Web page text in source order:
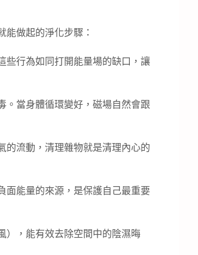
做起的淨化步驟：
些行為如同打開能量場的缺口，讓
。當身體循環變好，磁場自然會跟
的流動，清理雜物就是清理內心的
面能量的來源，是保護自己最重要
），能有效去除空間中的陰濕晦